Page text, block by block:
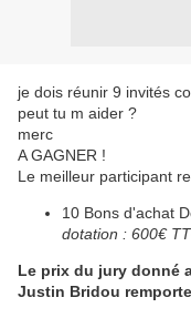
je dois réunir 9 invités
peut tu m aider ?
merc
A GAGNER !
Le meilleur participant
10 Bons d'achat
dotation : 600€
Le prix du jury donné
Justin Bridou